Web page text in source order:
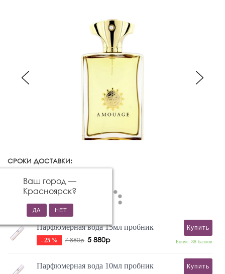
СРОКИ ДОСТАВКИ:
Ваш город —
Красноярск?
Парфюмерная вода 15мл пробник
- 25 % 7 880р 5 880р
Купить
Бонус: 88 баллов
Парфюмерная вода 10мл пробник Купить